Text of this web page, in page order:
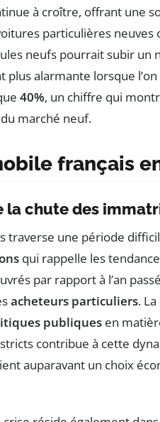
à croître, offrant une
particulières neuves
neufs pourrait subir un
plus alarmante lorsque
40%, un chiffre qui
marché neuf.
français
la chute des
traverse une période
qui rappelle les
par rapport à l’an
acheteurs particuliers.
publiques en
contribue à cette
auparavant un choix